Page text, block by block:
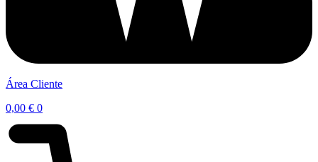
Área Cliente
0,00 € 0